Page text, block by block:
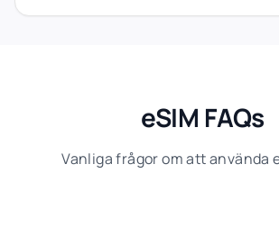
eSIM FAQs
Vanliga frågor om att använda